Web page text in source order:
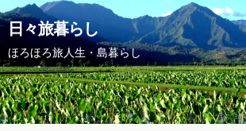
日々旅暮らし
ほろほろ旅人生・島暮らし